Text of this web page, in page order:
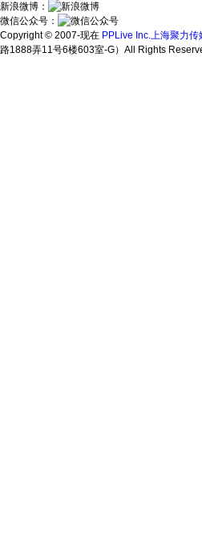
新浪微博：
微信公众号：
Copyright © 2007-现在 PPLive Inc.上海聚力传
路1888弄11号6楼603室-G）All Rights